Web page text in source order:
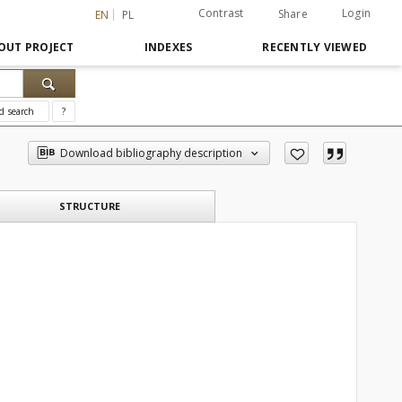
EN PL Contrast Share Login
PROJECT INDEXES RECENTLY VIEWED
search ?
Download bibliography description
STRUCTURE